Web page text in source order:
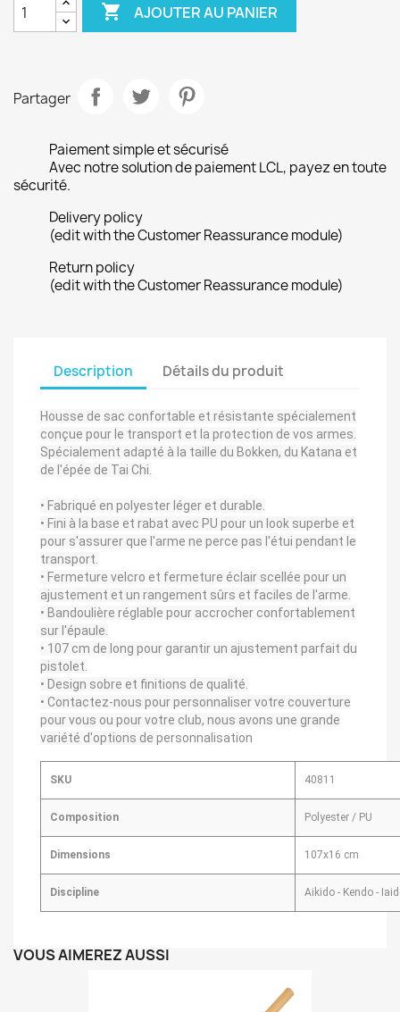
 AJOUTER AU PANIER
Partager
Paiement simple et sécurisé
Avec notre solution de paiement LCL, payez en toute
sécurité.
Delivery policy
(edit with the Customer Reassurance module)
Return policy
(edit with the Customer Reassurance module)
Description Détails du produit
Housse de sac confortable et résistante spécialement
conçue pour le transport et la protection de vos armes.
Spécialement adapté à la taille du Bokken, du Katana et
de l'épée de Tai Chi.
• Fabriqué en polyester léger et durable.
• Fini à la base et rabat avec PU pour un look superbe et
pour s'assurer que l'arme ne perce pas l'étui pendant le
transport.
• Fermeture velcro et fermeture éclair scellée pour un
ajustement et un rangement sûrs et faciles de l'arme.
• Bandoulière réglable pour accrocher confortablement
sur l'épaule.
• 107 cm de long pour garantir un ajustement parfait du
pistolet.
• Design sobre et finitions de qualité.
• Contactez-nous pour personnaliser votre couverture
pour vous ou pour votre club, nous avons une grande
variété d'options de personnalisation
SKU 40811
Composition Polyester / PU
Dimensions 107x16 cm
Discipline Aikido - Kendo -
VOUS AIMEREZ AUSSI